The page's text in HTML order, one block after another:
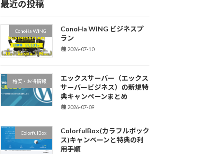
最近の投稿
CohoHa WING
ConoHa WING ビジネスプ
ラン
2026-07-10
格安・お得情報
エックスサーバー（エックス
サーバービジネス）の新規特
典キャンペーンまとめ
2026-07-09
ColorfulBox
ColorfulBox(カラフルボック
ス)キャンペーンと特典の利
用手順